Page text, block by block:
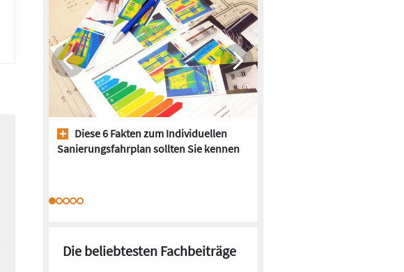
Diese 6 Fakten zum Individuellen
Sanierungsfahrplan sollten Sie kennen
Die beliebtesten Fachbeiträge